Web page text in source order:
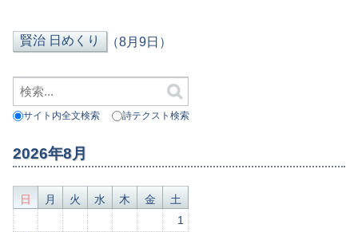
（8月9日）
サイト内全文検索 詩テクスト検索
2026年8月
日 月 火 水 木 金
土
1